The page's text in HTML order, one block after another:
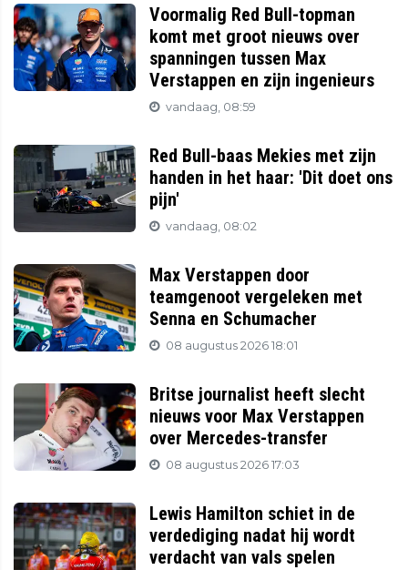
Voormalig Red Bull-topman
komt met groot nieuws over
spanningen tussen Max
Verstappen en zijn ingenieurs
vandaag, 08:59
Red Bull-baas Mekies met zijn
handen in het haar: 'Dit doet ons
pijn'
vandaag, 08:02
Max Verstappen door
teamgenoot vergeleken met
Senna en Schumacher
08 augustus 2026 18:01
Britse journalist heeft slecht
nieuws voor Max Verstappen
over Mercedes-transfer
08 augustus 2026 17:03
Lewis Hamilton schiet in de
verdediging nadat hij wordt
verdacht van vals spelen